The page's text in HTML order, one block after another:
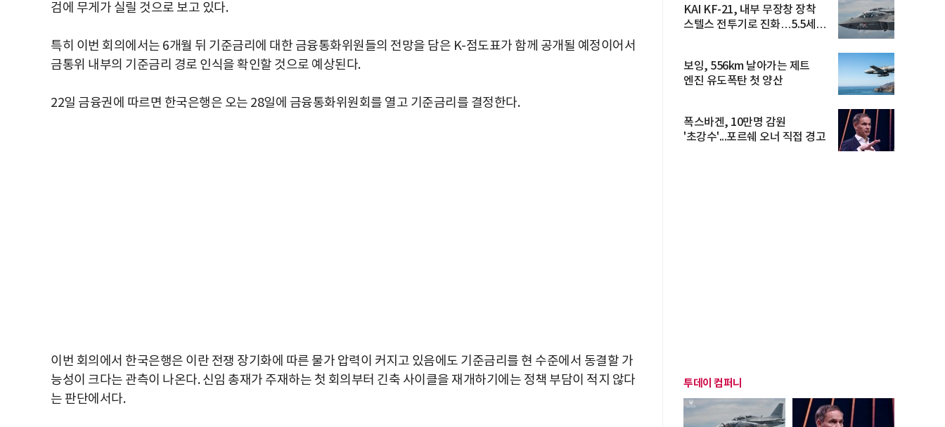
검에 무게가 실릴 것으로 보고 있다.
특히 이번 회의에서는 6개월 뒤 기준금리에 대한 금융통화위원들의 전망을 담은 K-점도표가 함께 공개될 예정이어서
금통위 내부의 기준금리 경로 인식을 확인할 것으로 예상된다.
22일 금융권에 따르면 한국은행은 오는 28일에 금융통화위원회를 열고 기준금리를 결정한다.
이번 회의에서 한국은행은 이란 전쟁 장기화에 따른 물가 압력이 커지고 있음에도 기준금리를 현 수준에서 동결할 가
능성이 크다는 관측이 나온다. 신임 총재가 주재하는 첫 회의부터 긴축 사이클을 재개하기에는 정책 부담이 적지 않다
는 판단에서다.
KAI KF-21, 내부 무장창 장착
스텔스 전투기로 진화…5.5세대
보잉, 556km 날아가는 제트
엔진 유도폭탄 첫 양산
폭스바겐, 10만명 감원
'초강수'...포르쉐 오너 직접 경고
투데이 컴퍼니